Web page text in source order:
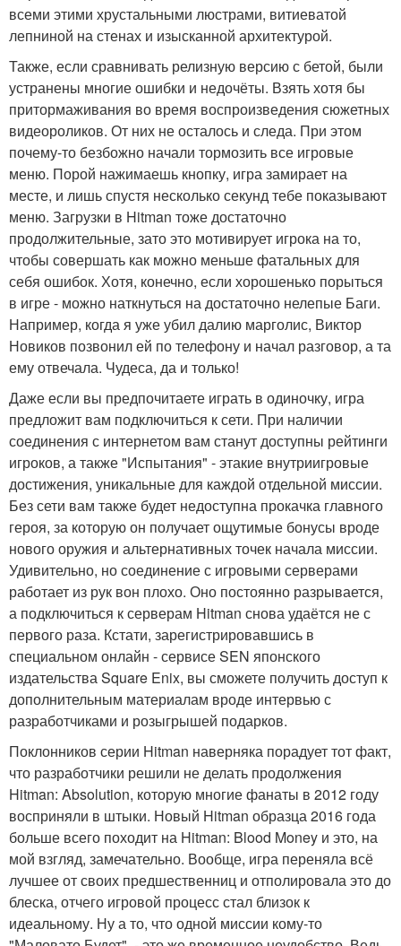
всеми этими хрустальными люстрами, витиеватой
лепниной на стенах и изысканной архитектурой.
Также, если сравнивать релизную версию с бетой, были
устранены многие ошибки и недочёты. Взять хотя бы
притормаживания во время воспроизведения сюжетных
видеороликов. От них не осталось и следа. При этом
почему-то безбожно начали тормозить все игровые
меню. Порой нажимаешь кнопку, игра замирает на
месте, и лишь спустя несколько секунд тебе показывают
меню. Загрузки в Hitman тоже достаточно
продолжительные, зато это мотивирует игрока на то,
чтобы совершать как можно меньше фатальных для
себя ошибок. Хотя, конечно, если хорошенько порыться
в игре - можно наткнуться на достаточно нелепые Баги.
Например, когда я уже убил далию марголис, Виктор
Новиков позвонил ей по телефону и начал разговор, а та
ему отвечала. Чудеса, да и только!
Даже если вы предпочитаете играть в одиночку, игра
предложит вам подключиться к сети. При наличии
соединения с интернетом вам станут доступны рейтинги
игроков, а также "Испытания" - этакие внутриигровые
достижения, уникальные для каждой отдельной миссии.
Без сети вам также будет недоступна прокачка главного
героя, за которую он получает ощутимые бонусы вроде
нового оружия и альтернативных точек начала миссии.
Удивительно, но соединение с игровыми серверами
работает из рук вон плохо. Оно постоянно разрывается,
а подключиться к серверам Hitman снова удаётся не с
первого раза. Кстати, зарегистрировавшись в
специальном онлайн - сервисе SEN японского
издательства Square Enix, вы сможете получить доступ к
дополнительным материалам вроде интервью с
разработчиками и розыгрышей подарков.
Поклонников серии Hitman наверняка порадует тот факт,
что разработчики решили не делать продолжения
Hitman: Absolution, которую многие фанаты в 2012 году
восприняли в штыки. Новый Hitman образца 2016 года
больше всего походит на Hitman: Blood Money и это, на
мой взгляд, замечательно. Вообще, игра переняла всё
лучшее от своих предшественниц и отполировала это до
блеска, отчего игровой процесс стал близок к
идеальному. Ну а то, что одной миссии кому-то